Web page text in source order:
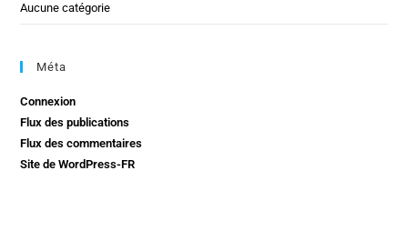
Aucune catégorie
Méta
Connexion
Flux des publications
Flux des commentaires
Site de WordPress-FR